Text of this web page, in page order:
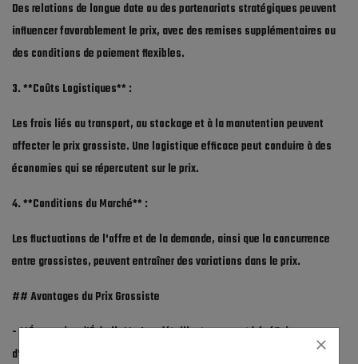
Des relations de longue date ou des partenariats stratégiques peuvent
influencer favorablement le prix, avec des remises supplémentaires ou
des conditions de paiement flexibles.
3. **Coûts Logistiques** :
Les frais liés au transport, au stockage et à la manutention peuvent
affecter le prix grossiste. Une logistique efficace peut conduire à des
économies qui se répercutent sur le prix.
4. **Conditions du Marché** :
Les fluctuations de l'offre et de la demande, ainsi que la concurrence
entre grossistes, peuvent entraîner des variations dans le prix.
## Avantages du Prix Grossiste
- **Économies d'Échelle** : Les détaillants peuvent bénéficier
d'économies d'échelle en achetant en gros, ce qui réduit le coût par